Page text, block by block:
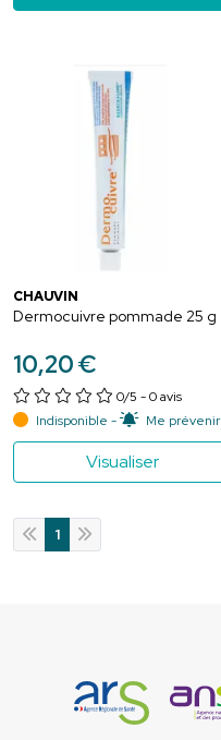
CHAUVIN
Dermocuivre pommade 25 g
10,20€
0/5 - 0 avis
Indisponible -
Me prévenir
Visualiser
1